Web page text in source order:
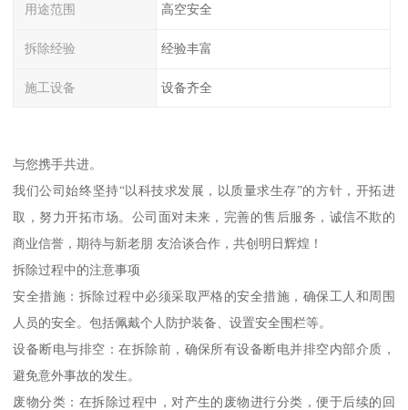
用途范围 高空安全
拆除经验 经验丰富
施工设备 设备齐全
与您携手共进。
我们公司始终坚持“以科技求发展，以质量求生存”的方针，开拓进
取，努力开拓市场。公司面对未来，完善的售后服务，诚信不欺的
商业信誉，期待与新老朋 友洽谈合作，共创明日辉煌！
拆除过程中的注意事项
安全措施：拆除过程中必须采取严格的安全措施，确保工人和周围
人员的安全。包括佩戴个人防护装备、设置安全围栏等。
设备断电与排空：在拆除前，确保所有设备断电并排空内部介质，
避免意外事故的发生。
废物分类：在拆除过程中，对产生的废物进行分类，便于后续的回